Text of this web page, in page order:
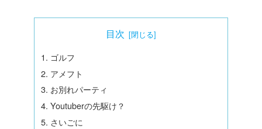
目次
ゴルフ
アメフト
お別れパーティ
Youtuberの先駆け？
さいごに